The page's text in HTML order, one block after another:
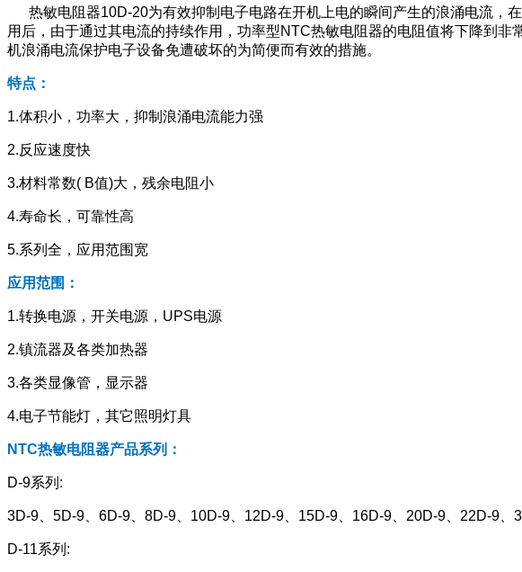
热敏电阻器10D-20为有效抑制电子电路在开机上电的瞬间产生的浪涌电流，
用后，由于通过其电流的持续作用，功率型NTC热敏电阻器的电阻值将下降到
机浪涌电流保护电子设备免遭破坏的为简便而有效的措施。
特点：
1.体积小，功率大，抑制浪涌电流能力强
2.反应速度快
3.材料常数( B值)大，残余电阻小
4.寿命长，可靠性高
5.系列全，应用范围宽
应用范围：
1.转换电源，开关电源，UPS电源
2.镇流器及各类加热器
3.各类显像管，显示器
4.电子节能灯，其它照明灯具
NTC热敏电阻器产品系列：
D-9系列:
3D-9、5D-9、6D-9、8D-9、10D-9、12D-9、15D-9、16D-9、20D-9、22D-9、
D-11系列: